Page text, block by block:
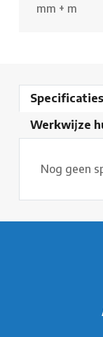
mm + m
Specificaties
Werkwijze
Nog geen